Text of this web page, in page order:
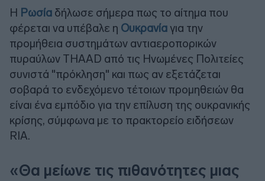
Η Ρωσία δήλωσε σήμερα πως το αίτημα που
φέρεται να υπέβαλε η Ουκρανία για την
προμήθεια συστημάτων αντιαεροπορικών
πυραύλων THAAD από τις Ηνωμένες Πολιτείες
συνιστά "πρόκληση" και πως αν εξετάζεται
σοβαρά το ενδεχόμενο τέτοιων προμηθειών θα
είναι ένα εμπόδιο για την επίλυση της ουκρανικής
κρίσης, σύμφωνα με το πρακτορείο ειδήσεων
RIA.
«Θα μείωνε τις πιθανότητες μιας